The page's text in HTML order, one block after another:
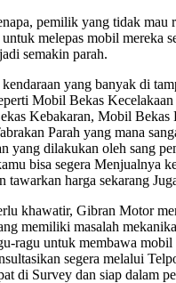
pemilik yang tidak mau
melepas mobil mereka
semakin parah.
yang banyak di
Mobil Bekas
Kebakaran, Mobil
Parah yang mana
yang dilakukan oleh sang
bisa segera Menjualnya
tawarkan harga sekarang
khawatir, Gibran Motor
memiliki masalah
ragu untuk membawa mobil
segera melalui
di Survey dan siap dalam